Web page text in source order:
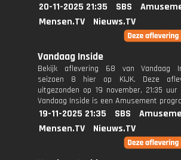
20-11-2025 21:35 SBS
Mensen.TV
Nieuws.TV
Vandaag Inside
Bekijk aflevering 68 van Vandaag
seizoen 8 hier op KIJK. Deze
uitgezonden op 19 november, 21:35
Vandaag Inside is een Amusement
19-11-2025 21:35 SBS
Mensen.TV
Nieuws.TV